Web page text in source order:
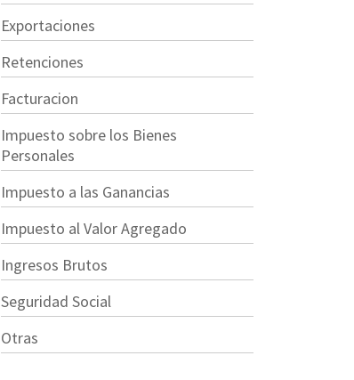
Exportaciones
Retenciones
Facturacion
Impuesto sobre los Bienes
Personales
Impuesto a las Ganancias
Impuesto al Valor Agregado
Ingresos Brutos
Seguridad Social
Otras